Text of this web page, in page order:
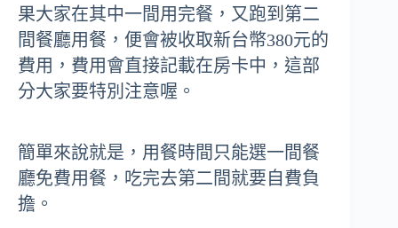
果大家在其中一間用完餐，又跑到第二
間餐廳用餐，便會被收取新台幣380元的
費用，費用會直接記載在房卡中，這部
分大家要特別注意喔。
簡單來說就是，用餐時間只能選一間餐
廳免費用餐，吃完去第二間就要自費負
擔。